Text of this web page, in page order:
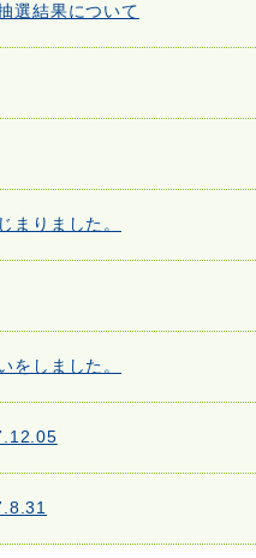
選結果について
まりました。
をしました。